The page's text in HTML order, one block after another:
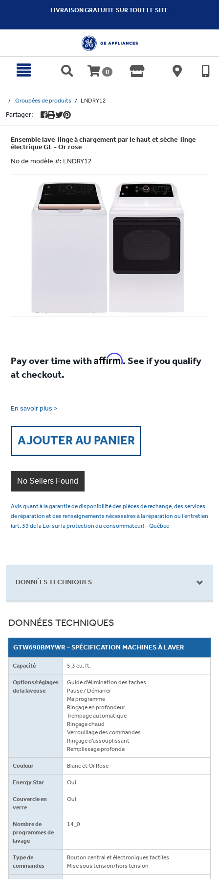
LIVRAISON GRATUITE SUR TOUT LE SITE
0
Groupées de produits LNDRY12
Partager:
Ensemble lave-linge à chargement par le haut et sèche-linge
électrique GE - Or rose
No de modèle #: LNDRY12
Pay over time withAffirm. See if you qualify
at checkout.
En savoir plus >
AJOUTER AU PANIER
No Sellers Found
Avis quant à la garantie de disponibilité des pièces de rechange, des services
de réparation et des renseignements nécessaires à la réparation ou l’entretien
(art. 39 de la Loi sur la protection du consommateur) – Québec
DONNÉES TECHNIQUES
DONNÉES TECHNIQUES
GTW690BMYWR - SPÉCIFICATION MACHINES À LAVER
Capacité 5.3 cu. ft.
Options/réglages
de la laveuse
Guide d'élimination des taches
Pause / Démarrer
Ma programme
Rinçage en profondeur
Trempage automatique
Rinçage chaud
Verrouillage des commandes
Rinçage d'assouplissant
Remplissage profonde
Couleur Blanc et Or Rose
Energy Star Oui
Couvercle en
verre
Oui
Nombre de
programmes de
lavage
14_0
Type de
commandes
Bouton central et électroniques tactiles
Mise sous tension/hors tension